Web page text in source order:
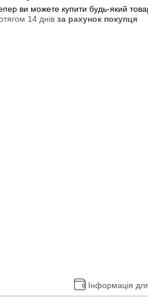
ви можете купити будь-який
14 днів за рахунок покупця
Інформація